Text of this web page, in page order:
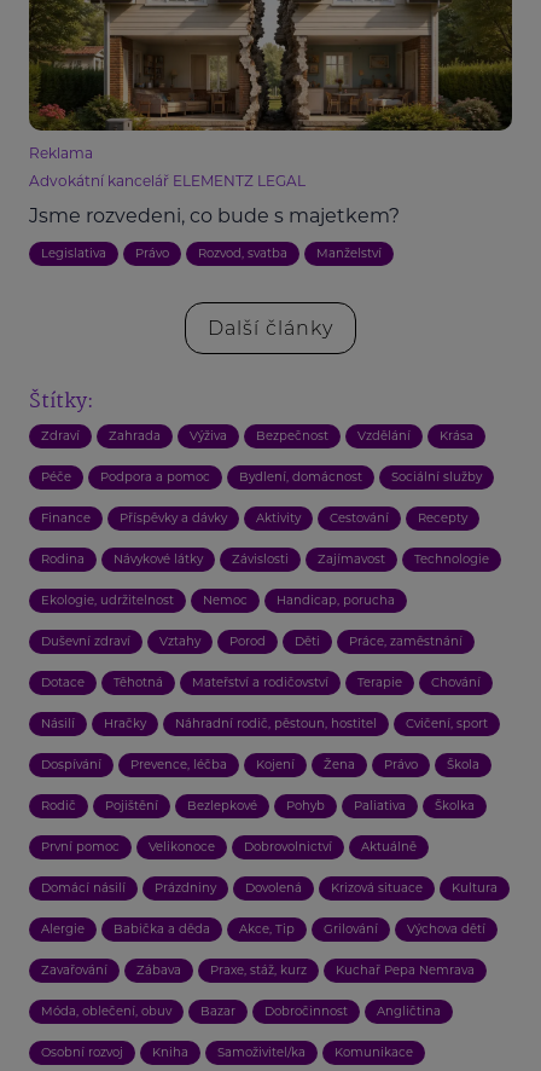
Reklama
Advokátní kancelář ELEMENTZ LEGAL
Jsme rozvedeni, co bude s majetkem?
Legislativa Právo Rozvod, svatba Manželství
Další články
Štítky:
Zdraví Zahrada Výživa Bezpečnost Vzdělání Krása
Péče Podpora a pomoc Bydlení, domácnost Sociální služby
Finance Příspěvky a dávky Aktivity Cestování Recepty
Rodina Návykové látky Závislosti Zajímavost Technologie
Ekologie, udržitelnost Nemoc Handicap, porucha
Duševní zdraví Vztahy Porod Děti Práce, zaměstnání
Dotace Těhotná Mateřství a rodičovství Terapie Chování
Násilí Hračky Náhradní rodič, pěstoun, hostitel Cvičení, sport
Dospívání Prevence, léčba Kojení Žena Právo Škola
Rodič Pojištění Bezlepkové Pohyb Paliativa Školka
První pomoc Velikonoce Dobrovolnictví Aktuálně
Domácí násilí Prázdniny Dovolená Krizová situace Kultura
Alergie Babička a děda Akce, Tip Grilování Výchova dětí
Zavařování Zábava Praxe, stáž, kurz Kuchař Pepa Nemrava
Móda, oblečení, obuv Bazar Dobročinnost Angličtina
Osobní rozvoj Kniha Samoživitel/ka Komunikace